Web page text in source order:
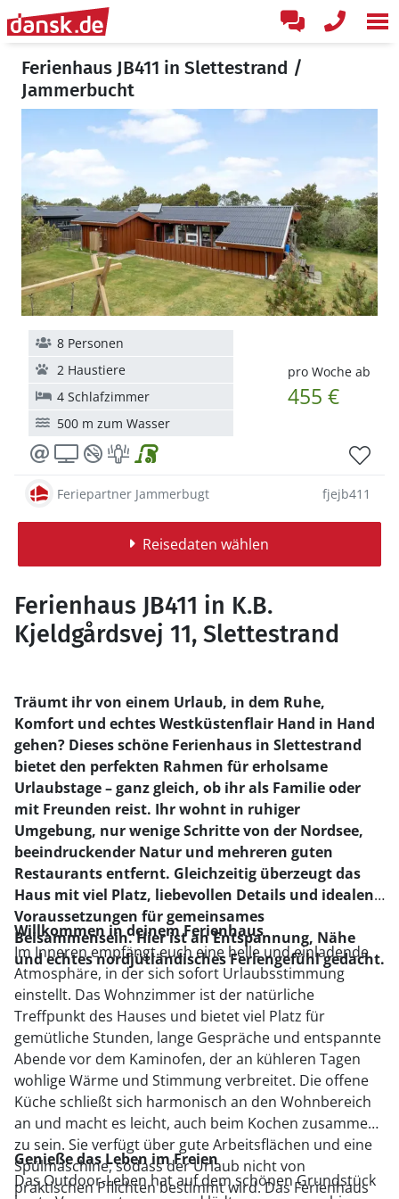
Ferienhaus JB411 in Slettestrand /
Jammerbucht
pro Woche ab
455 €
8 Personen
2 Haustiere
4 Schlafzimmer
500 m zum Wasser
Feriepartner Jammerbugt fjejb411
Reisedaten wählen
Ferienhaus JB411 in K.B.
Kjeldgårdsvej 11, Slettestrand
Träumt ihr von einem Urlaub, in dem Ruhe,
Komfort und echtes Westküstenflair Hand in Hand
gehen? Dieses schöne Ferienhaus in Slettestrand
bietet den perfekten Rahmen für erholsame
Urlaubstage – ganz gleich, ob ihr als Familie oder
mit Freunden reist. Ihr wohnt in ruhiger
Umgebung, nur wenige Schritte von der Nordsee,
beeindruckender Natur und mehreren guten
Restaurants entfernt. Gleichzeitig überzeugt das
Haus mit viel Platz, liebevollen Details und idealen
Voraussetzungen für gemeinsames
Beisammensein. Hier ist an Entspannung, Nähe
und echtes nordjütländisches Feriengefühl gedacht.
Willkommen in deinem Ferienhaus
Im Inneren empfängt euch eine helle und einladende
Atmosphäre, in der sich sofort Urlaubsstimmung
einstellt. Das Wohnzimmer ist der natürliche
Treffpunkt des Hauses und bietet viel Platz für
gemütliche Stunden, lange Gespräche und entspannte
Abende vor dem Kaminofen, der an kühleren Tagen
wohlige Wärme und Stimmung verbreitet. Die offene
Küche schließt sich harmonisch an den Wohnbereich
an und macht es leicht, auch beim Kochen zusammen
zu sein. Sie verfügt über gute Arbeitsflächen und eine
Spülmaschine, sodass der Urlaub nicht von
praktischen Pflichten bestimmt wird. Das Ferienhaus
Genieße das Leben im Freien
Das Outdoor-Leben hat auf dem schönen Grundstück